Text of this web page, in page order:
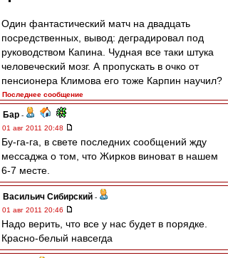
Один фантастический матч на двадцать
посредственных, вывод: деградировал под
руководством Капина. Чудная все таки штука
человеческий мозг. А пропускать в очко от
пенсионера Климова его тоже Карпин научил?
Последнее сообщение
Бар -
01 авг 2011 20:48
Бу-га-га, в свете последних сообщений жду
мессаджа о том, что Жирков виноват в нашем
6-7 месте.
Васильич Сибирский -
01 авг 2011 20:46
Надо верить, что все у нас будет в порядке.
Красно-белый навсегда